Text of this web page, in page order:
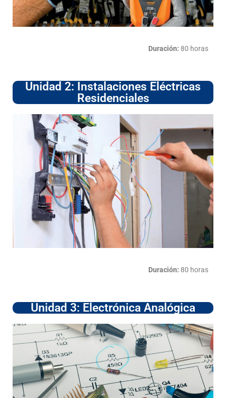
Duración: 80 horas
Unidad 2: Instalaciones Eléctricas
Residenciales
Duración: 80 horas
Unidad 3: Electrónica Analógica